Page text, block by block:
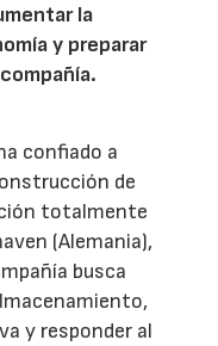
la
y preparar
confiado a
de
totalmente
(Alemania),
busca
y responder al